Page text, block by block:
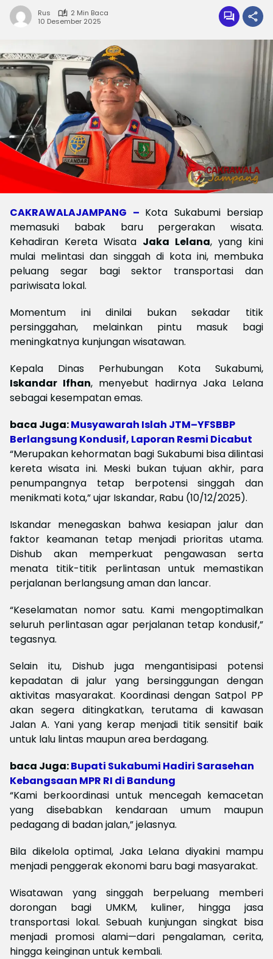
Rus
2 Min Baca
10 Desember 2025
CAKRAWALAJAMPANG – Kota Sukabumi bersiap
memasuki babak baru pergerakan wisata.
Kehadiran Kereta Wisata Jaka Lelana, yang kini
mulai melintasi dan singgah di kota ini, membuka
peluang segar bagi sektor transportasi dan
pariwisata lokal.
Momentum ini dinilai bukan sekadar titik
persinggahan, melainkan pintu masuk bagi
meningkatnya kunjungan wisatawan.
Kepala Dinas Perhubungan Kota Sukabumi,
Iskandar Ifhan, menyebut hadirnya Jaka Lelana
sebagai kesempatan emas.
baca Juga:Musyawarah Islah JTM–YFSBBP
Berlangsung Kondusif, Laporan Resmi Dicabut
“Merupakan kehormatan bagi Sukabumi bisa dilintasi
kereta wisata ini. Meski bukan tujuan akhir, para
penumpangnya tetap berpotensi singgah dan
menikmati kota,” ujar Iskandar, Rabu (10/12/2025).
Iskandar menegaskan bahwa kesiapan jalur dan
faktor keamanan tetap menjadi prioritas utama.
Dishub akan memperkuat pengawasan serta
menata titik-titik perlintasan untuk memastikan
perjalanan berlangsung aman dan lancar.
“Keselamatan nomor satu. Kami mengoptimalkan
seluruh perlintasan agar perjalanan tetap kondusif,”
tegasnya.
Selain itu, Dishub juga mengantisipasi potensi
kepadatan di jalur yang bersinggungan dengan
aktivitas masyarakat. Koordinasi dengan Satpol PP
akan segera ditingkatkan, terutama di kawasan
Jalan A. Yani yang kerap menjadi titik sensitif baik
untuk lalu lintas maupun area berdagang.
baca Juga:Bupati Sukabumi Hadiri Sarasehan
Kebangsaan MPR RI di Bandung
“Kami berkoordinasi untuk mencegah kemacetan
yang disebabkan kendaraan umum maupun
pedagang di badan jalan,” jelasnya.
Bila dikelola optimal, Jaka Lelana diyakini mampu
menjadi penggerak ekonomi baru bagi masyarakat.
Wisatawan yang singgah berpeluang memberi
dorongan bagi UMKM, kuliner, hingga jasa
transportasi lokal. Sebuah kunjungan singkat bisa
menjadi promosi alami—dari pengalaman, cerita,
hingga keinginan untuk kembali.